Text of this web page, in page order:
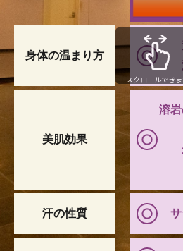
身体の温まり方
美肌効果
溶
汗の性質
スクロールでき
アミーダの溶岩石には、ミ
ム・マイナスイオンなどの
ます。遠赤外線効果で身体
まり、さらに美肌効果も得
内臓から全身の血行促進、
マイナスイオンなどによる
※「溶岩浴」はヨガのレッ
ん。
※ヨガのレッスンをご希望
るレッスンをお選び下さい。